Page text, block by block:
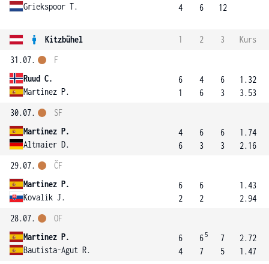
Griekspoor T.
4
6
12
Kitzbühel 1 2 3
Kurs
31.07.
Ruud C.
Martinez P.
F
6
1
4
6
6
3
1.32
3.53
30.07.
Martinez P.
Altmaier D.
SF
4
6
6
3
6
3
1.74
2.16
29.07.
Martinez P.
Kovalik J.
ČF
6
2
6
2
1.43
2.94
28.07.
Martinez P.
Bautista-Agut R.
OF
6
4
6 5
7
7
5
2.72
1.47